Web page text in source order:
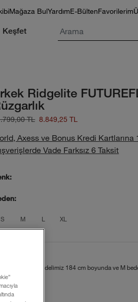
Mağaza BulYardımE-BültenFavorilerim
Keşfet Arama
Ridgelite
8.849,25 TL
TL
Axess ve Bonus Kredi Kartlarına
Vade Farksız 6 Taksit
S M L XL
kesim. Modelimiz 184 cm boyunda ve M
Tablosu